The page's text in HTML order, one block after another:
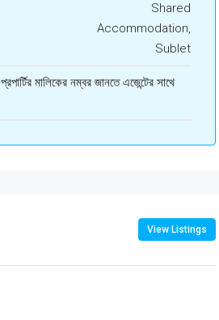
Shared
Accommodation,
Sublet
প্রপার্টির মালিকের নম্বর জানতে এজেন্টের সাথে
View Listings